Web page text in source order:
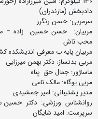
دادبخش (مازندران)
سرمربی: حسن رنگرز
مربیان: حسن حسین زاده –
محب تاش
مربیان پایه ب معرفی اندیشکده
مربی بدنساز: دکتر بهمن میرزایی
ماساژور: جمال حق پناه
مربی یوگاه: مالک نامی
مدیر پشتیبانی: امیر جمشیدی
روانشناس ورزشی: دکتر حسین
سرپرست: امید شایگان